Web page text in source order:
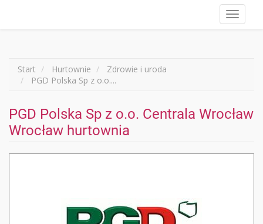
menu
Start Hurtownie
Zdrowie i uroda
PGD Polska Sp z o.o....
PGD Polska Sp z o.o. Centrala Wrocław
Wrocław hurtownia